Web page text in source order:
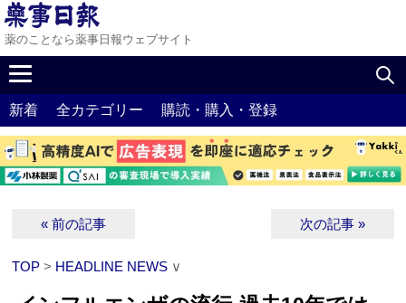
薬のことなら薬事日報ウェブサイト
新着 全カテゴリー 購読・購入・登録
« 前の記事 次の記事 »
TOP > HEADLINE NEWS ∨